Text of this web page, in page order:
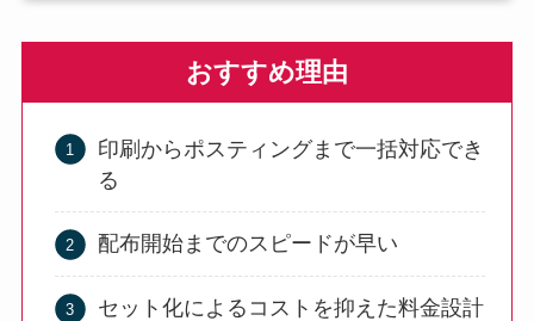
おすすめ理由
印刷からポスティングまで一括対応でき
る
配布開始までのスピードが早い
セット化によるコストを抑えた料金設計